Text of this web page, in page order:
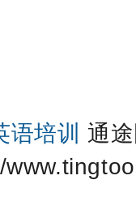
语培训 通